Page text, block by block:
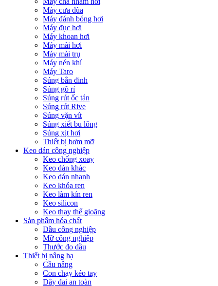
Máy cưa dũa
Máy đánh bóng hơi
Máy đục hơi
Máy khoan hơi
Máy mài hơi
Máy mài trụ
Máy nén khí
Máy Taro
Súng bắn đinh
Súng gõ rỉ
Súng rút ốc tán
Súng rút Rive
Súng vặn vít
Súng xiết bu lông
Súng xịt hơi
Thiết bị bơm mỡ
Keo dán công nghiệp
Keo chống xoay
Keo dán khác
Keo dán nhanh
Keo khóa ren
Keo làm kín ren
Keo silicon
Keo thay thế gioăng
Sản phẩm hóa chất
Dầu công nghiệp
Mỡ công nghiệp
Thước đo dầu
Thiết bị nâng hạ
Cầu nâng
Con chạy kéo tay
Dây đai an toàn